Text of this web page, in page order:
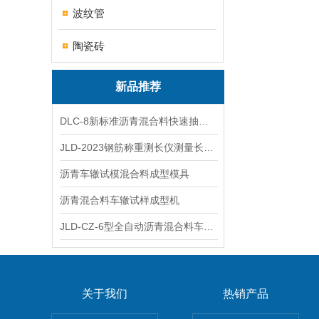
波纹管
陶瓷砖
新品推荐
沥青车辙试模混合料成型模具
沥青混合料车辙试样成型机
关于我们 热销产品